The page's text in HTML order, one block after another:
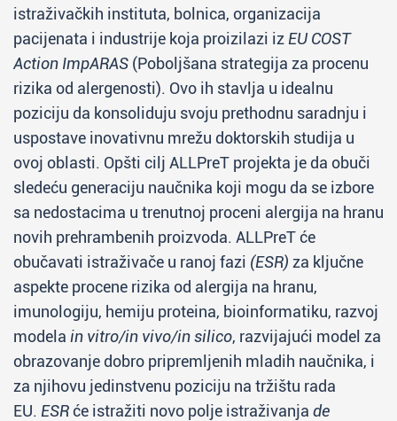
istraživačkih instituta, bolnica, organizacija
pacijenata i industrije koja proizilazi iz EU COST
Action ImpARAS (Poboljšana strategija za procenu
rizika od alergenosti). Ovo ih stavlja u idealnu
poziciju da konsoliduju svoju prethodnu saradnju i
uspostave inovativnu mrežu doktorskih studija u
ovoj oblasti. Opšti cilj ALLPreT projekta je da obuči
sledeću generaciju naučnika koji mogu da se izbore
sa nedostacima u trenutnoj proceni alergija na hranu
novih prehrambenih proizvoda. ALLPreT će
obučavati istraživače u ranoj fazi (ESR) za ključne
aspekte procene rizika od alergija na hranu,
imunologiju, hemiju proteina, bioinformatiku, razvoj
modela in vitro/in vivo/in silico, razvijajući model za
obrazovanje dobro pripremljenih mladih naučnika, i
za njihovu jedinstvenu poziciju na tržištu rada
EU. ESRće istražiti novo polje istraživanja de